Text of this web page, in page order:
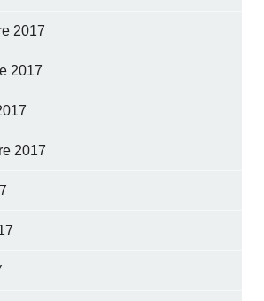
2017
2017
2017